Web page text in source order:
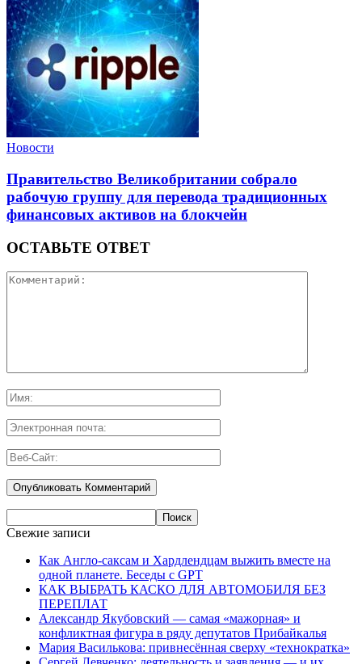
Новости
Правительство Великобритании собрало
рабочую группу для перевода традиционных
финансовых активов на блокчейн
ОСТАВЬТЕ ОТВЕТ
Свежие записи
Как Англо-саксам и Хардлендцам выжить вместе на
одной планете. Беседы с GPT
КАК ВЫБРАТЬ КАСКО ДЛЯ АВТОМОБИЛЯ БЕЗ
ПЕРЕПЛАТ
Александр Якубовский — самая «мажорная» и
конфликтная фигура в ряду депутатов Прибайкалья
Мария Василькова: привнесённая сверху «технократка»